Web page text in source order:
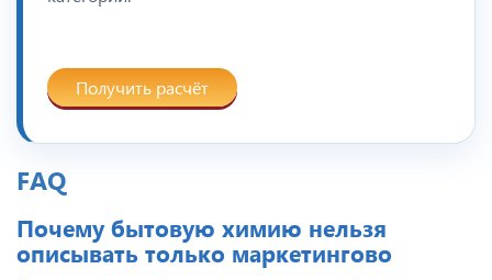
Получить расчёт
FAQ
Почему бытовую химию нельзя
описывать только маркетингово